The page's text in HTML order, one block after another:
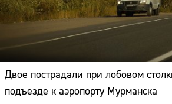
Двое пострадали при лобовом
подъезде к аэропорту Мурманска